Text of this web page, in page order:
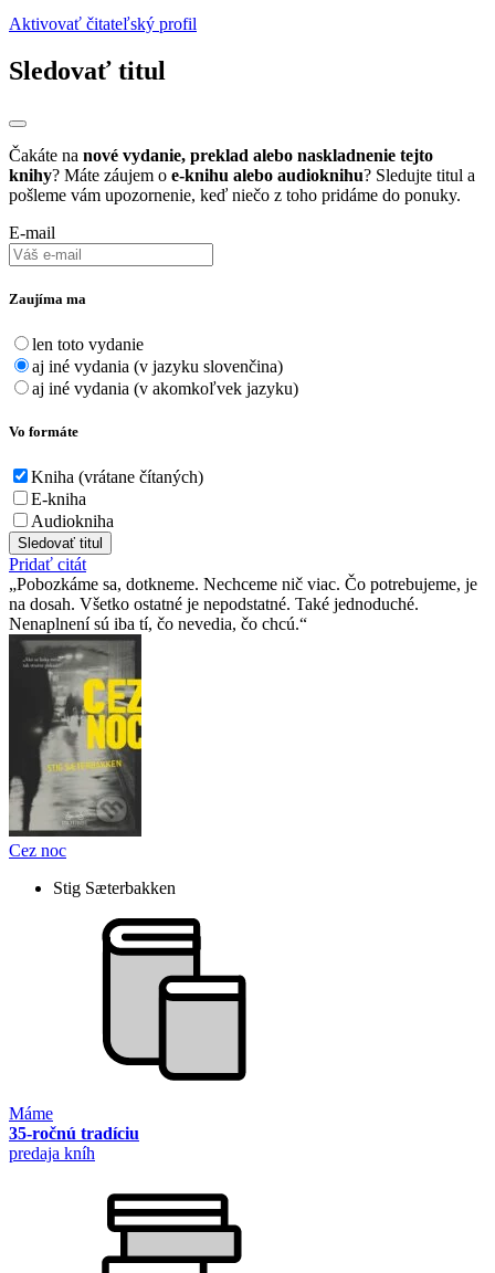
Aktivovať čitateľský profil
Sledovať titul
Čakáte na nové vydanie, preklad alebo naskladnenie tejto
knihy? Máte záujem o e-knihu alebo audioknihu? Sledujte titul a
pošleme vám upozornenie, keď niečo z toho pridáme do ponuky.
E-mail
Zaujíma ma
len toto vydanie
aj iné vydania (v jazyku slovenčina)
aj iné vydania (v akomkoľvek jazyku)
Vo formáte
Kniha (vrátane čítaných)
E-kniha
Audiokniha
Sledovať titul
Pridať citát
Pobozkáme sa, dotkneme. Nechceme nič viac. Čo potrebujeme, je
na dosah. Všetko ostatné je nepodstatné. Také jednoduché.
Nenaplnení sú iba tí, čo nevedia, čo chcú.
Cez noc
Stig Sæterbakken
Máme
35-ročnú tradíciu
predaja kníh